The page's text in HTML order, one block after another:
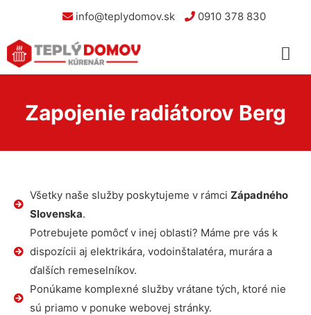
info@teplydomov.sk 0910 378 830
Zapojenie radiátorov Berg
Všetky naše služby poskytujeme v rámci Západného
Slovenska.
Potrebujete pomôcť v inej oblasti? Máme pre vás k
dispozícii aj elektrikára, vodoinštalatéra, murára a
ďalších remeselníkov.
Ponúkame komplexné služby vrátane tých, ktoré nie
sú priamo v ponuke webovej stránky.